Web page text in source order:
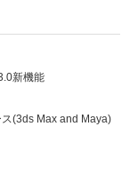
新機能
(3ds Max and Maya)